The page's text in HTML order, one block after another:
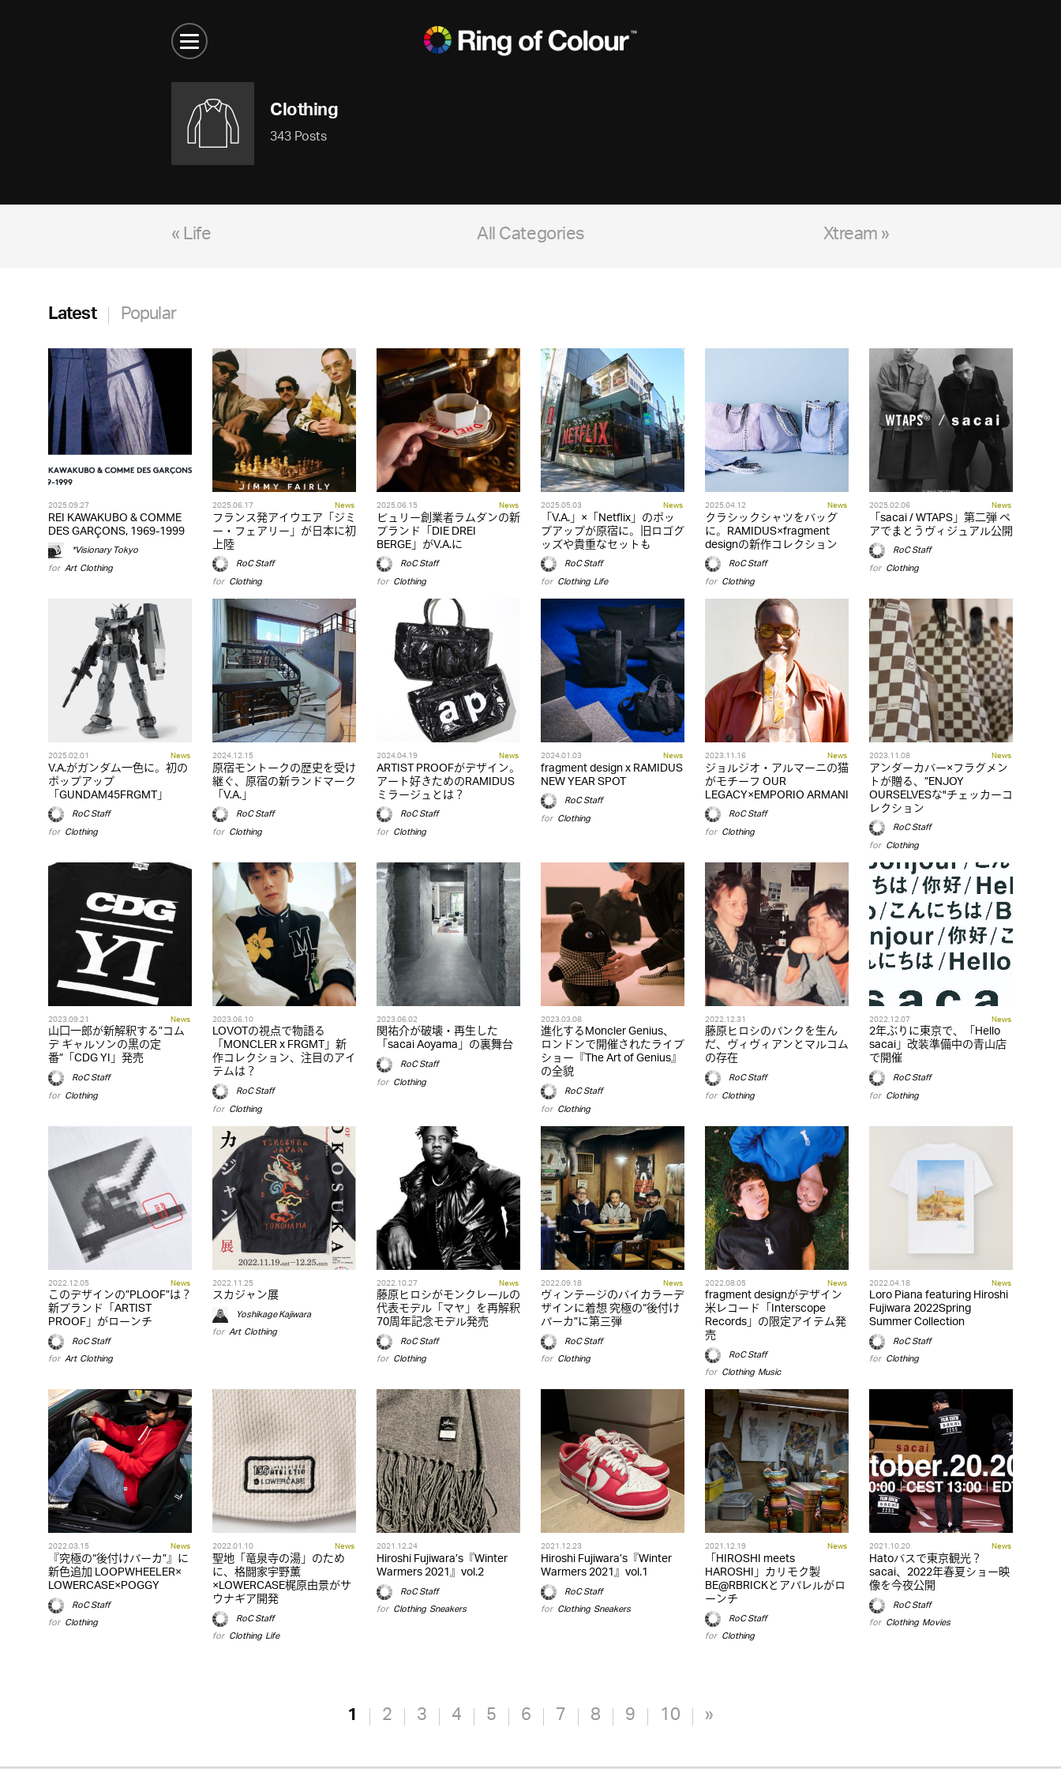
Clothing
343 Posts
« Life Xtream »
All Categories
Latest Popular
2025.09.27
REI KAWAKUBO & COMME
DES GARÇONS, 1969-1999
*Visionary Tokyo
for Art,Clothing
2025.06.17 News
フランス発アイウエア「ジミ
ー・フェアリー」が日本に初
上陸
RoC Staff
for Clothing
2025.06.15 News
ビュリー創業者ラムダンの新
ブランド「DIE DREI
BERGE」がV.A.に
RoC Staff
for Clothing
2025.05.03 News
「V.A.」×「Netflix」のポッ
プアップが原宿に。旧ロゴグ
ッズや貴重なセットも
RoC Staff
for Clothing,Life
2025.04.12 News
クラシックシャツをバッグ
に。RAMIDUS×fragment
designの新作コレクション
RoC Staff
for Clothing
2025.02.06 News
「sacai / WTAPS」第二弾 ペ
アでまとうヴィジュアル公開
RoC Staff
for Clothing
2025.02.01 News
V.A.がガンダム一色に。初の
ポップアップ
「GUNDAM45FRGMT」
RoC Staff
for Clothing
2024.12.15
原宿モントークの歴史を受け
継ぐ、原宿の新ランドマーク
「V.A.」
RoC Staff
for Clothing
2024.04.19 News
ARTIST PROOFがデザイン。
アート好きためのRAMIDUS
ミラージュとは？
RoC Staff
for Clothing
2024.01.03 News
fragment design x RAMIDUS
NEW YEAR SPOT
RoC Staff
for Clothing
2023.11.16 News
ジョルジオ・アルマーニの猫
がモチーフ OUR
LEGACY×EMPORIO ARMANI
RoC Staff
for Clothing
2023.11.08 News
アンダーカバー×フラグメン
トが贈る、”ENJOY
OURSELVESな"チェッカーコ
レクション
RoC Staff
for Clothing
2023.09.21 News
山口一郎が新解釈する”コム
デ ギャルソンの黒の定
番”「CDG YI」発売
RoC Staff
for Clothing
2023.06.10
LOVOTの視点で物語る
「MONCLER x FRGMT」新
作コレクション、注目のアイ
テムは？
RoC Staff
for Clothing
2023.06.02
関祐介が破壊・再生した
「sacai Aoyama」の裏舞台
RoC Staff
for Clothing
2023.03.08
進化するMoncler Genius、
ロンドンで開催されたライブ
ショー『The Art of Genius』
の全貌
RoC Staff
for Clothing
2022.12.31
藤原ヒロシのパンクを生ん
だ、ヴィヴィアンとマルコム
の存在
RoC Staff
for Clothing
2022.12.07 News
2年ぶりに東京で、「Hello
sacai」改装準備中の青山店
で開催
RoC Staff
for Clothing
2022.12.05 News
このデザインの”PLOOF”は？
新ブランド「ARTIST
PROOF」がローンチ
RoC Staff
for Art,Clothing
2022.11.25
スカジャン展
Yoshikage Kajiwara
for Art,Clothing
2022.10.27 News
藤原ヒロシがモンクレールの
代表モデル「マヤ」を再解釈
70周年記念モデル発売
RoC Staff
for Clothing
2022.09.18 News
ヴィンテージのバイカラーデ
ザインに着想 究極の“後付け
パーカ”に第三弾
RoC Staff
for Clothing
2022.08.05 News
fragment designがデザイン
米レコード「Interscope
Records」の限定アイテム発
売
RoC Staff
for Clothing,Music
2022.04.18 News
Loro Piana featuring Hiroshi
Fujiwara 2022Spring
Summer Collection
RoC Staff
for Clothing
2022.03.15 News
『究極の“後付けパーカ”』に
新色追加 LOOPWHEELER×
LOWERCASE×POGGY
RoC Staff
for Clothing
2022.01.10 News
聖地「竜泉寺の湯」のため
に、格闘家宇野薫
×LOWERCASE梶原由景がサ
ウナギア開発
RoC Staff
for Clothing,Life
2021.12.24
Hiroshi Fujiwara’s『Winter
Warmers 2021』vol.2
RoC Staff
for Clothing,Sneakers
2021.12.23
Hiroshi Fujiwara’s『Winter
Warmers 2021』vol.1
RoC Staff
for Clothing,Sneakers
2021.12.19 News
「HIROSHI meets
HAROSHI」カリモク製
BE@RBRICKとアパレルがロ
ーンチ
RoC Staff
for Clothing
2021.10.20 News
Hatoバスで東京観光？
sacai、2022年春夏ショー映
像を今夜公開
RoC Staff
for Clothing,Movies
1 2 3 4 5 6 7 8 9 10 »